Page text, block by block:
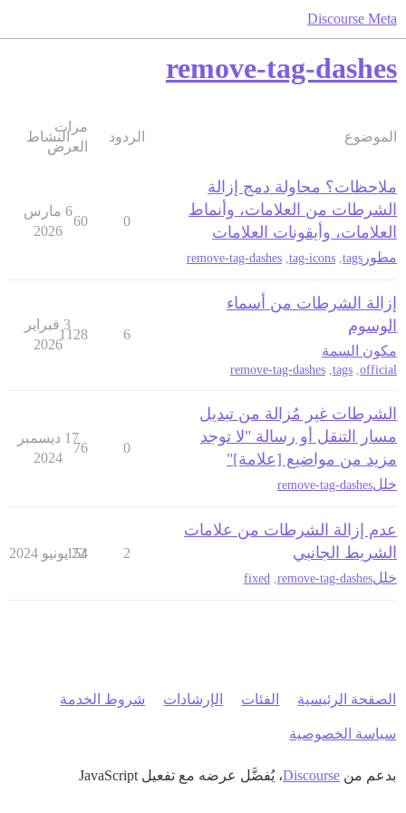
Discourse Meta
remove-tag-dashes
الموضوع الردود
مرات
العرض
النشاط
ملاحظات؟ محاولة دمج إزالة
الشرطات من العلامات، وأنماط
العلامات، وأيقونات العلامات
مطور tags
tag-icons
remove-tag-dashes
0
60
6 مارس
2026
إزالة الشرطات من أسماء
الوسوم
مكون السمة
official
,
tags
,
remove-tag-dashes
6
1128
3 فبراير
2026
الشرطات غير مُزالة من تبديل
مسار التنقل أو رسالة "لا توجد
مزيد من مواضيع [علامة]"
خللremove-tag-dashes
0
76
17 ديسمبر
2024
عدم إزالة الشرطات من علامات
الشريط الجانبي
خللremove-tag-dashes
fixed
2
154
22 يونيو 2024
الصفحة الرئيسية الفئات الإرشادات شروط الخدمة
سياسة الخصوصية
بدعم من Discourse، يُفضَّل عرضه مع تفعيل JavaScript